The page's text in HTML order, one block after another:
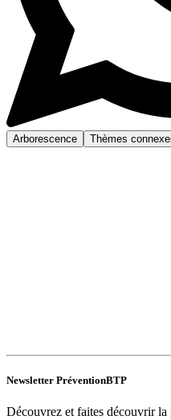
Arborescence Thèmes
Newsletter PréventionBTP
Découvrez et faites découvrir